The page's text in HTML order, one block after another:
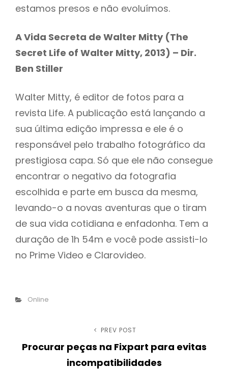
estamos presos e não evoluímos.
A Vida Secreta de Walter Mitty (The
Secret Life of Walter Mitty, 2013) – Dir.
Ben Stiller
Walter Mitty, é editor de fotos para a
revista Life. A publicação está lançando a
sua última edição impressa e ele é o
responsável pelo trabalho fotográfico da
prestigiosa capa. Só que ele não consegue
encontrar o negativo da fotografia
escolhida e parte em busca da mesma,
levando-o a novas aventuras que o tiram
de sua vida cotidiana e enfadonha. Tem a
duração de 1h 54m e você pode assisti-lo
no Prime Video e Clarovideo.
Categories
Online
navigation
Previous
Post
PREV POST
Procurar peças na Fixpart para evitas
incompatibilidades